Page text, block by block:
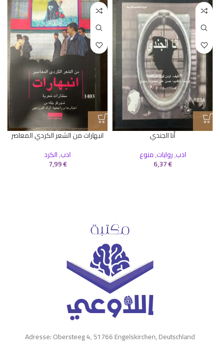
أنا الجندي
ادب,روايات,منوع
6,37€
انبهارات من الشعر الكردي المعاصر
ادب,الكرد
7,99€
Adresse: Obersteeg 4, 51766 Engelskirchen, Deutschland